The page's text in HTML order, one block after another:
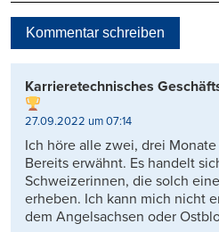
Kommentar schreiben
Karrieretechnisches
27.09.2022 um 07:14
Ich höre alle zwei, drei
Bereits erwähnt. Es handelt
Schweizerinnen, die solch
erheben. Ich kann mich nicht
dem Angelsachsen oder